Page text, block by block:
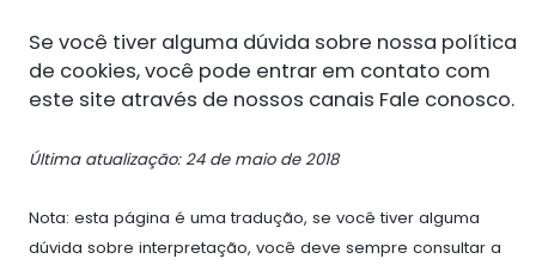
Se você tiver alguma dúvida sobre nossa política
de cookies, você pode entrar em contato com
este site através de nossos canais Fale conosco.
Última atualização: 24 de maio de 2018
Nota: esta página é uma tradução, se você tiver alguma
dúvida sobre interpretação, você deve sempre consultar a